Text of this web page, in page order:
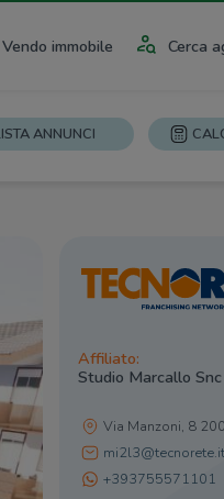
Vendo immobile Cerca
ANNUNCI
Affiliato:
Studio Marcallo Snc
Via Manzoni, 8
mi2l3@tecnorete.it
+393755571101